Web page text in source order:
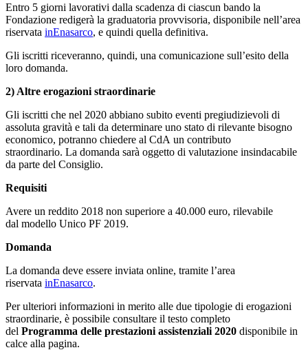
Entro 5 giorni lavorativi dalla scadenza di ciascun bando la
Fondazione redigerà la graduatoria provvisoria, disponibile nell’area
riservata inEnasarco, e quindi quella definitiva.
Gli iscritti riceveranno, quindi, una comunicazione sull’esito della
loro domanda.
2) Altre erogazioni straordinarie
Gli iscritti che nel 2020 abbiano subito eventi pregiudizievoli di
assoluta gravità e tali da determinare uno stato di rilevante bisogno
economico, potranno chiedere al CdA un contributo
straordinario. La domanda sarà oggetto di valutazione insindacabile
da parte del Consiglio.
Requisiti
Avere un reddito 2018 non superiore a 40.000 euro, rilevabile
dal modello Unico PF 2019.
Domanda
La domanda deve essere inviata online, tramite l’area
riservata inEnasarco.
Per ulteriori informazioni in merito alle due tipologie di erogazioni
straordinarie, è possibile consultare il testo completo
del Programma delle prestazioni assistenziali 2020 disponibile in
calce alla pagina.